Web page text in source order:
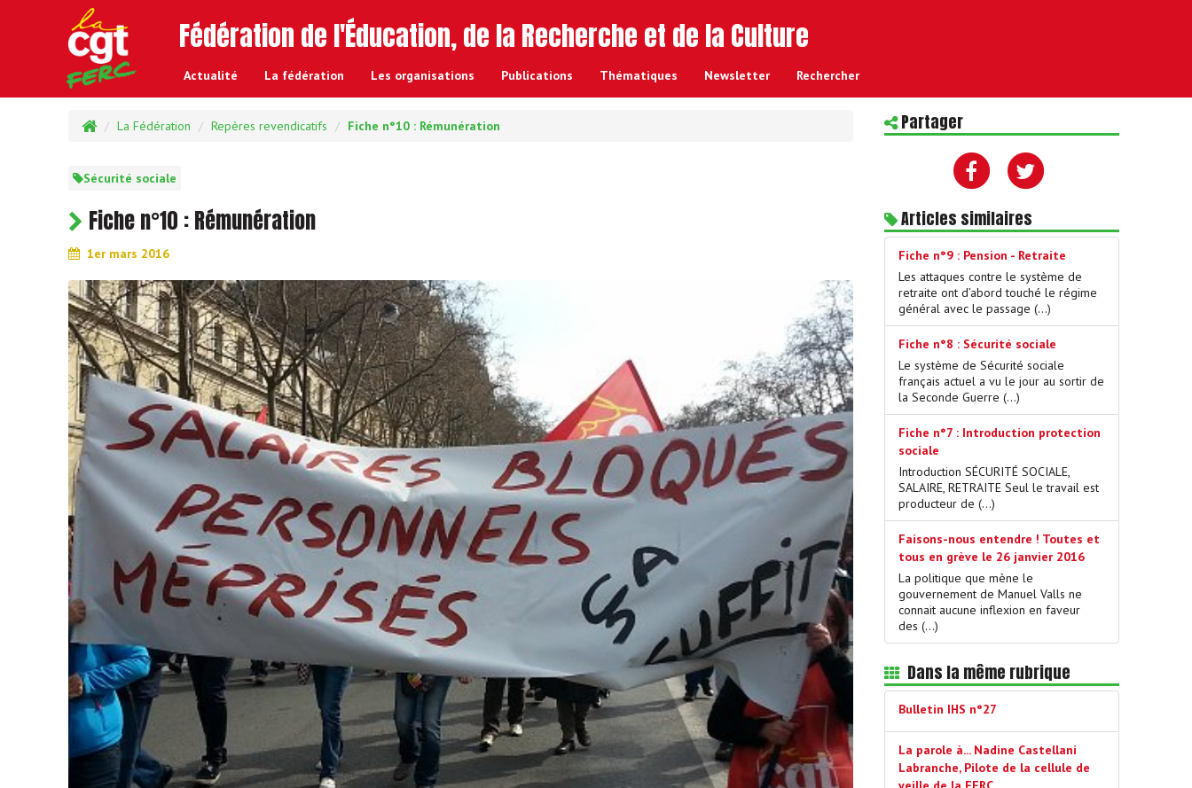
Fédération de l'Éducation, de la Recherche et de la Culture
Actualité La fédération Les organisations Publications Thématiques Newsletter Rechercher
La Fédération Repères revendicatifs Fiche n°10 : Rémunération
Sécurité sociale
Fiche n°10 : Rémunération
1er mars 2016
Partager
Articles similaires
Fiche n°9 : Pension - Retraite
Les attaques contre le système de
retraite ont d’abord touché le régime
général avec le passage (…)
Fiche n°8 : Sécurité sociale
Le système de Sécurité sociale
français actuel a vu le jour au sortir de
la Seconde Guerre (…)
Fiche n°7 : Introduction protection
sociale
Introduction SÉCURITÉ SOCIALE,
SALAIRE, RETRAITE Seul le travail est
producteur de (…)
Faisons-nous entendre ! Toutes et
tous en grève le 26 janvier 2016
La politique que mène le
gouvernement de Manuel Valls ne
connait aucune inflexion en faveur
des (…)
Dans la même rubrique
Bulletin IHS n°27
La parole à... Nadine Castellani
Labranche, Pilote de la cellule de